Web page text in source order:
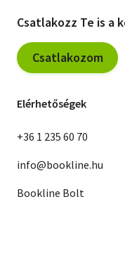
Csatlakozz Te is a
Csatlakozom
Elérhetőségek
+36 1 235 60 70
info@bookline.hu
Bookline Bolt